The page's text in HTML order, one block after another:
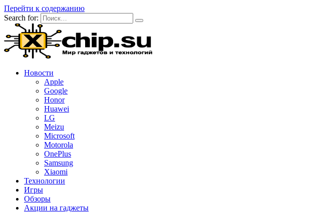
Перейти к содержанию
Search for:
Новости
Apple
Google
Honor
Huawei
LG
Meizu
Microsoft
Motorola
OnePlus
Samsung
Xiaomi
Технологии
Игры
Обзоры
Акции на гаджеты